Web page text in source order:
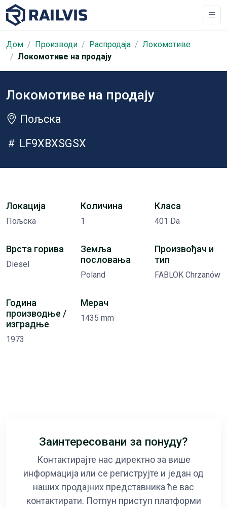
Дом Производи Распродаја
Локомотиве
Локомотиве на продају
Локомотиве на продају
Пољска
LF9XBXSGSX
Локација
Пољска
Количина
1
Класа
401 Da
Врста горива
Diesel
Земља
пословања
Poland
Произвођач и
тип
FABLOK Chrzanów
Година
производње /
изградње
1973
Мерач
1435 mm
Заинтересовани за понуду?
Контактирајте нас директно за више
информација или се региструјте и један од
наших продајних представника ће вас
контактирати. Потпун приступ платформи